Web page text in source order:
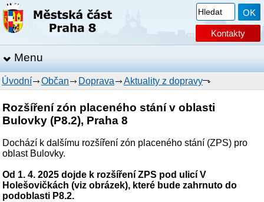
Kontakty
Menu
Úvodní Občan Doprava Aktuality z dopravy
Rozšíření zón placeného stání v oblasti
Bulovky (P8.2), Praha 8
Dochází k dalšímu rozšíření zón placeného stání (ZPS) pro
oblast Bulovky.
Od 1. 4. 2025 dojde k rozšíření ZPS pod ulicí V
Holešovičkách (viz obrázek), které bude zahrnuto do
podoblasti P8.2.